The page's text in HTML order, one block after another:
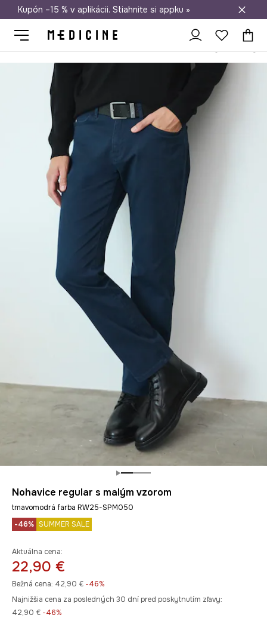
Doprava zadarmo od 50 €
Kupón –15 % v aplikácii. Stiahnite si appku »
Nohavice regular s malým vzorom
tmavomodrá farba RW25-SPM050
-46% SUMMER SALE
Aktuálna cena:
22,90 €
Bežná cena: 42,90 € -46%
Najnižšia cena za posledných 30 dní pred poskytnutím zľavy:
42,90 € -46%